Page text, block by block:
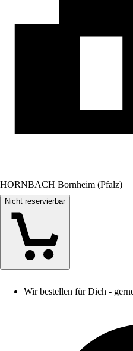
HORNBACH Bornheim (Pfalz)
Nicht reservierbar
Wir bestellen für Dich -